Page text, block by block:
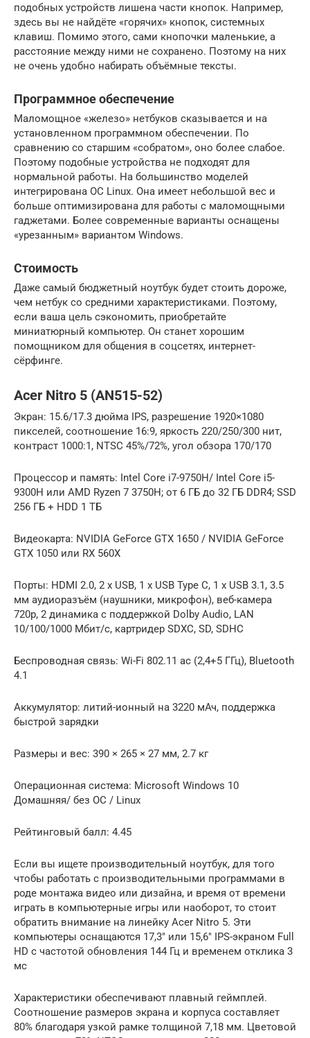
подобных устройств лишена части кнопок. Например,
здесь вы не найдёте «горячих» кнопок, системных
клавиш. Помимо этого, сами кнопочки маленькие, а
расстояние между ними не сохранено. Поэтому на них
не очень удобно набирать объёмные тексты.
Программное обеспечение
Маломощное «железо» нетбуков сказывается и на
установленном программном обеспечении. По
сравнению со старшим «собратом», оно более слабое.
Поэтому подобные устройства не подходят для
нормальной работы. На большинство моделей
интегрирована ОС Linux. Она имеет небольшой вес и
больше оптимизирована для работы с маломощными
гаджетами. Более современные варианты оснащены
«урезанным» вариантом Windows.
Стоимость
Даже самый бюджетный ноутбук будет стоить дороже,
чем нетбук со средними характеристиками. Поэтому,
если ваша цель сэкономить, приобретайте
миниатюрный компьютер. Он станет хорошим
помощником для общения в соцсетях, интернет-
сёрфинге.
Acer Nitro 5 (AN515-52)
Экран: 15.6/17.3 дюйма IPS, разрешение 1920×1080
пикселей, соотношение 16:9, яркость 220/250/300 нит,
контраст 1000:1, NTSC 45%/72%, угол обзора 170/170
Процессор и память: Intel Core i7-9750H/ Intel Core i5-
9300H или AMD Ryzen 7 3750H; от 6 ГБ до 32 ГБ DDR4; SSD
256 ГБ + HDD 1 ТБ
Видеокарта: NVIDIA GeForce GTX 1650 / NVIDIA GeForce
GTX 1050 или RX 560X
Порты: HDMI 2.0, 2 x USB, 1 x USB Type C, 1 x USB 3.1, 3.5
мм аудиоразъём (наушники, микрофон), веб-камера
720p, 2 динамика с поддержкой Dolby Audio, LAN
10/100/1000 Мбит/с, картридер SDXC, SD, SDHC
Беспроводная связь: Wi-Fi 802.11 ac (2,4+5 ГГц), Bluetooth
4.1
Аккумулятор: литий-ионный на 3220 мАч, поддержка
быстрой зарядки
Размеры и вес: 390 × 265 × 27 мм, 2.7 кг
Операционная система: Microsoft Windows 10
Домашняя/ без ОС / Linux
Рейтинговый балл: 4.45
Если вы ищете производительный ноутбук, для того
чтобы работать с производительными программами в
роде монтажа видео или дизайна, и время от времени
играть в компьютерные игры или наоборот, то стоит
обратить внимание на линейку Acer Nitro 5. Эти
компьютеры оснащаются 17,3″ или 15,6″ IPS-экраном Full
HD с частотой обновления 144 Гц и временем отклика 3
мс
Характеристики обеспечивают плавный геймплей.
Соотношение размеров экрана и корпуса составляет
80% благодаря узкой рамке толщиной 7,18 мм. Цветовой